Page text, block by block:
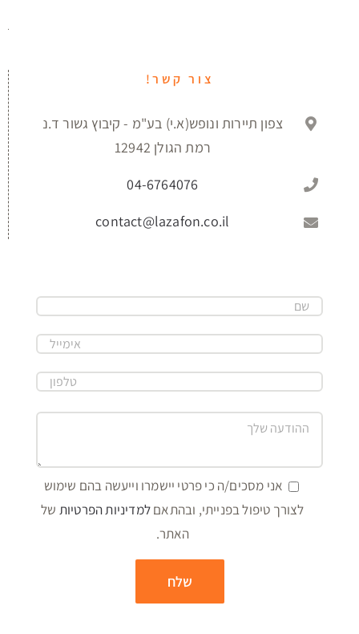
צור קשר!
צפון תיירות ונופש(א.י) בע"מ - קיבוץ גשור ד.נ
רמת הגולן 12942
04-6764076
contact@lazafon.co.il
אני מסכים/ה כי פרטי יישמרו וייעשה בהם שימוש
לצורך טיפול בפנייתי, ובהתאםלמדיניות הפרטיות של
האתר.